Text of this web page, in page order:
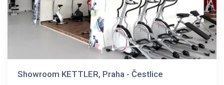
Showroom KETTLER, Praha - Čestlice